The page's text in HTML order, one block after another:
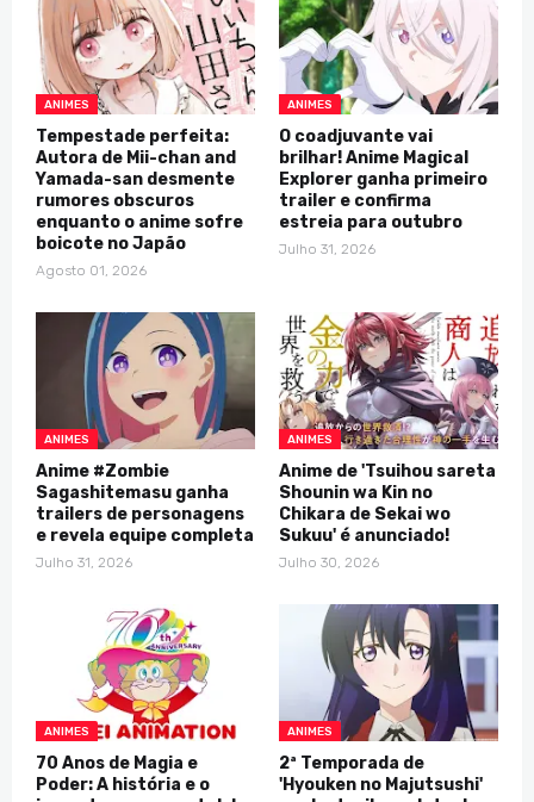
ANIMES
Tempestade perfeita:
Autora de Mii-chan and
Yamada-san desmente
rumores obscuros
enquanto o anime sofre
boicote no Japão
Agosto 01, 2026
ANIMES
O coadjuvante vai
brilhar! Anime Magical
Explorer ganha primeiro
trailer e confirma
estreia para outubro
Julho 31, 2026
ANIMES
Anime #Zombie
Sagashitemasu ganha
trailers de personagens
e revela equipe completa
Julho 31, 2026
ANIMES
Anime de 'Tsuihou sareta
Shounin wa Kin no
Chikara de Sekai wo
Sukuu' é anunciado!
Julho 30, 2026
ANIMES
70 Anos de Magia e
Poder: A história e o
ANIMES
2ª Temporada de
'Hyouken no Majutsushi'